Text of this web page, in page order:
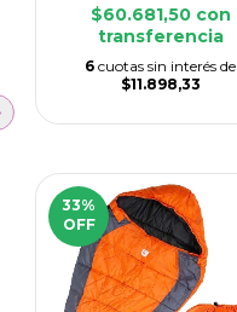
$60.681,50 con
transferencia
6 cuotas sin interés de
$11.898,33
33%
OFF